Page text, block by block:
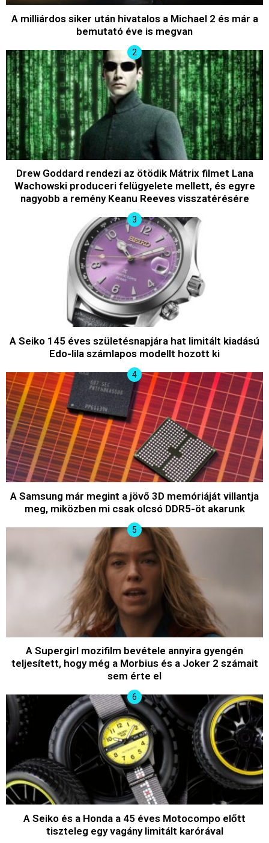
A milliárdos siker után hivatalos a Michael 2 és már a
bemutató éve is megvan
Drew Goddard rendezi az ötödik Mátrix filmet Lana
Wachowski produceri felügyelete mellett, és egyre
nagyobb a remény Keanu Reeves visszatérésére
A Seiko 145 éves születésnapjára hat limitált kiadású
Edo-lila számlapos modellt hozott ki
A Samsung már megint a jövő 3D memóriáját villantja
meg, miközben mi csak olcsó DDR5-öt akarunk
A Supergirl mozifilm bevétele annyira gyengén
teljesített, hogy még a Morbius és a Joker 2 számait
sem érte el
A Seiko és a Honda a 45 éves Motocompo előtt
tiszteleg egy vagány limitált karórával